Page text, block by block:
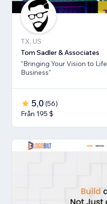
TX, US
Tom Sadler & Associates
"Bringing Your Vision to
Business"
5,0 (56)
Från 195 $